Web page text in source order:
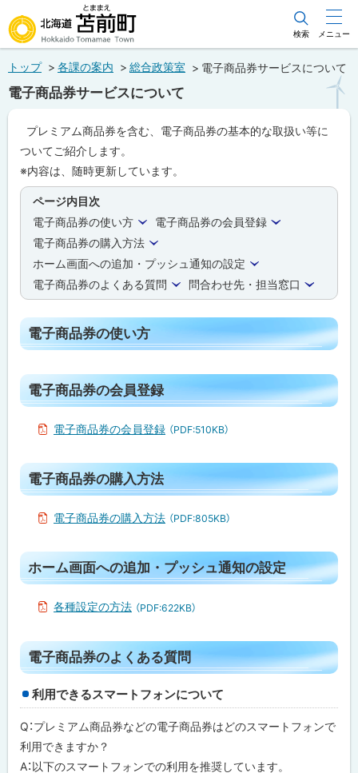
文
メ
ニ
北海道苫前町
Hokkaido Tomamae Town
検索 メニュー
トップ 各課の案内 総合政策室 電子商品券サービスについて
電子商品券サービスについて
プレミアム商品券を含む、電子商品券の基本的な取扱い等に
ついてご紹介します。
※内容は、随時更新しています。
ページ内目次
電子商品券の使い方
電子商品券の会員登録
電子商品券の購入方法
ホーム画面への追加・プッシュ通知の設定
電子商品券のよくある質問
問合わせ先・担当窓口
電子商品券の使い方
ト
ッ
戻
る
電子商品券の会員登録
電子商品券の会員登録 （PDF:510KB）
ト
ッ
戻
る
電子商品券の購入方法
電子商品券の購入方法 （PDF:805KB）
ト
ッ
戻
る
ホーム画面への追加・プッシュ通知の設定
各種設定の方法 （PDF:622KB）
ト
ッ
プ
に
戻
る
電子商品券のよくある質問
利用できるスマートフォンについて
Q：プレミアム商品券などの電子商品券はどのスマートフォンで
利用できますか？
A：以下のスマートフォンでの利用を推奨しています。